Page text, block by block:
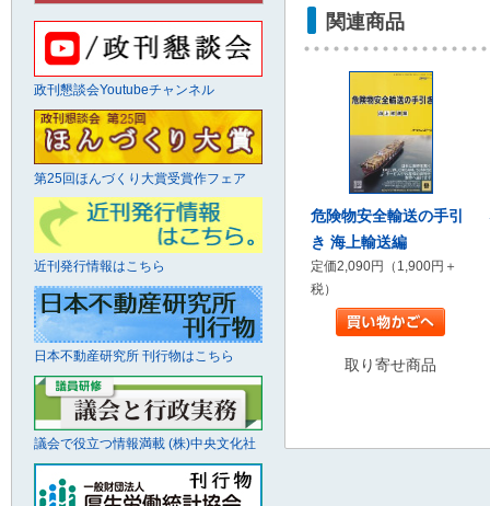
関連商品
危険物安全輸送の手引
き 海上輸送編
定価2,090円（1,900円＋
税）
取り寄せ商品
政刊懇談会Youtubeチャンネル
第25回ほんづくり大賞受賞作フェア
近刊発行情報はこちら
日本不動産研究所 刊行物はこちら
議会で役立つ情報満載 (株)中央文化社